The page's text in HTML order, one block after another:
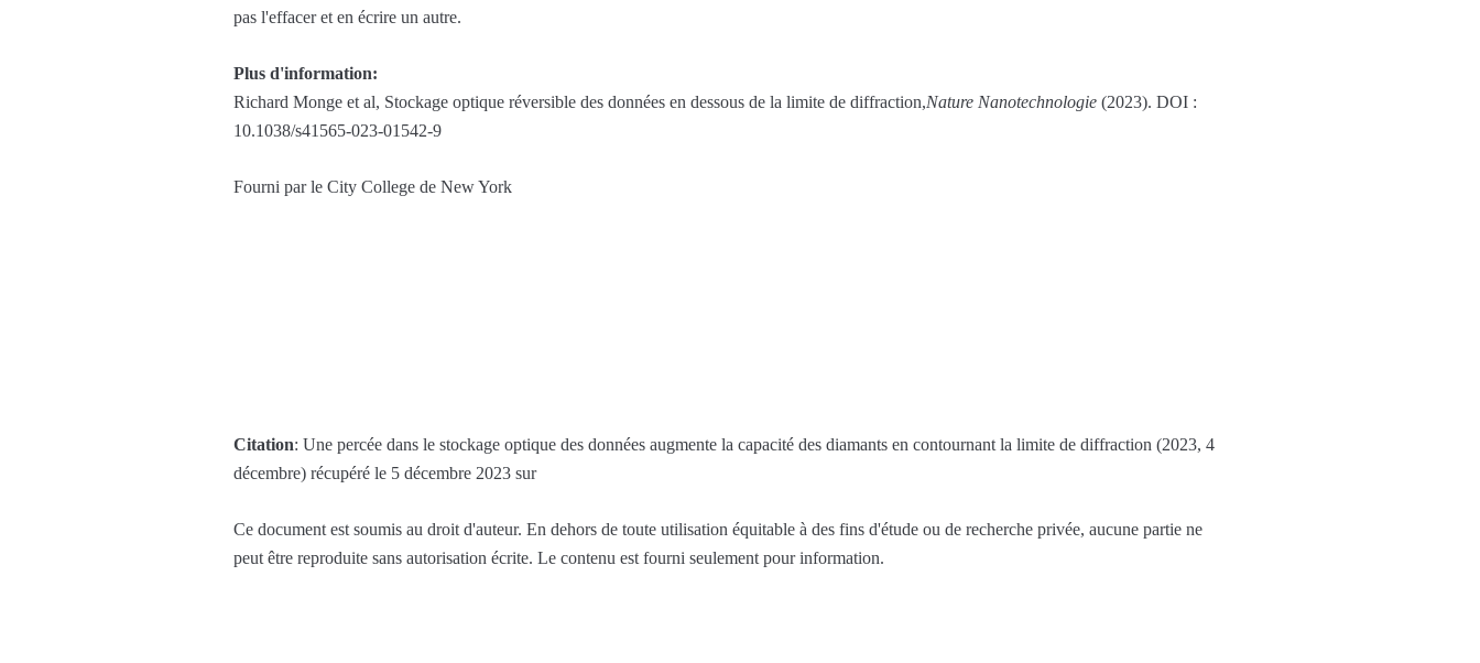
pas l'effacer et en écrire un autre.
Plus d'information:
Richard Monge et al, Stockage optique réversible des données en dessous de la limite de diffraction,Nature Nanotechnologie (2023). DOI :
10.1038/s41565-023-01542-9
Fourni par le City College de New York
Citation: Une percée dans le stockage optique des données augmente la capacité des diamants en contournant la limite de diffraction (2023, 4
décembre) récupéré le 5 décembre 2023 sur
Ce document est soumis au droit d'auteur. En dehors de toute utilisation équitable à des fins d'étude ou de recherche privée, aucune partie ne
peut être reproduite sans autorisation écrite. Le contenu est fourni seulement pour information.